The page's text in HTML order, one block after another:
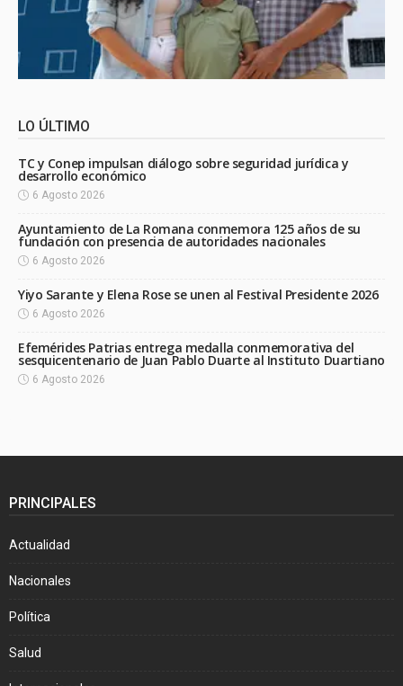
LO ÚLTIMO
TC y Conep impulsan diálogo sobre seguridad jurídica y
desarrollo económico
6 Agosto 2026
Ayuntamiento de La Romana conmemora 125 años de su
fundación con presencia de autoridades nacionales
6 Agosto 2026
Yiyo Sarante y Elena Rose se unen al Festival Presidente 2026
6 Agosto 2026
Efemérides Patrias entrega medalla conmemorativa del
sesquicentenario de Juan Pablo Duarte al Instituto Duartiano
6 Agosto 2026
PRINCIPALES
Actualidad
Nacionales
Política
Salud